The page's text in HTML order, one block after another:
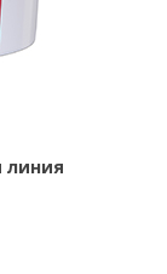
линия